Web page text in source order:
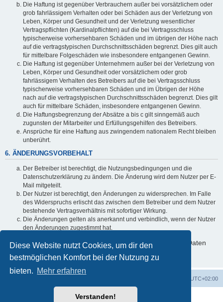
Diese Website nutzt Cookies, um dir den
bestmöglichen Komfort bei der Nutzung zu
bieten. Mehr erfahren
Verstanden!
Die Haftung ist gegenüber Verbrauchern außer bei vorsätzlichem oder
grob fahrlässigem Verhalten oder bei Schäden aus der Verletzung von
Leben, Körper und Gesundheit und der Verletzung wesentlicher
Vertragspflichten (Kardinalpflichten) auf die bei Vertragsschluss
typischerweise vorhersehbaren Schäden und im übrigen der Höhe nach
auf die vertragstypischen Durchschnittsschäden begrenzt. Dies gilt auch
für mittelbare Folgeschäden wie insbesondere entgangenen Gewinn.
Die Haftung ist gegenüber Unternehmern außer bei der Verletzung von
Leben, Körper und Gesundheit oder vorsätzlichem oder grob
fahrlässigem Verhalten des Betreibers auf die bei Vertragsschluss
typischerweise vorhersehbaren Schäden und im Übrigen der Höhe
nach auf die vertragstypischen Durchschnittsschäden begrenzt. Dies gilt
auch für mittelbare Schäden, insbesondere entgangenen Gewinn.
Die Haftungsbegrenzung der Absätze a bis c gilt sinngemäß auch
zugunsten der Mitarbeiter und Erfüllungsgehilfen des Betreibers.
Ansprüche für eine Haftung aus zwingendem nationalem Recht bleiben
unberührt.
6. ÄNDERUNGSVORBEHALT
Der Betreiber ist berechtigt, die Nutzungsbedingungen und die
Datenschutzerklärung zu ändern. Die Änderung wird dem Nutzer per E-
Mail mitgeteilt.
Der Nutzer ist berechtigt, den Änderungen zu widersprechen. Im Falle
des Widerspruchs erlischt das zwischen dem Betreiber und dem Nutzer
bestehende Vertragsverhältnis mit sofortiger Wirkung.
Die Änderungen gelten als anerkannt und verbindlich, wenn der Nutzer
den Änderungen zugestimmt hat.
Informationen über den Umgang mit deinen persönlichen Daten
sind in der Datenschutzerklärung enthalten.
UTC+02:00
Powered byphpBB® Forum Software © phpBB Limited